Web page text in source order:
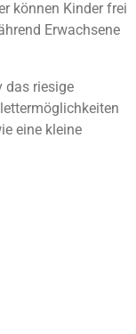
können Kinder frei
Erwachsene
das riesige
eine kleine